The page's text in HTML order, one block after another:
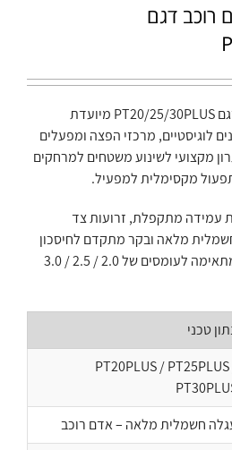
רוכב דגם
עגלת משטחים אדם רוכב דגם PT20/25/30PLUS מיועדת
לוגיסטיים, מרכזי הפצה ומפעלים
מקצועי לשינוע משטחים למרחקים
תפעול מקסימלית למפעיל.
עמידה מתקפלת, זרועות צד
מלאה ובקר מתקדם לחיסכון
באנרגיה ושליטה מדויקת. מתאימה לעומסים של 2.0 / 2.5 / 3.0
טכני
PT20PLUS /
חשמלית מלאה – אדם רוכב